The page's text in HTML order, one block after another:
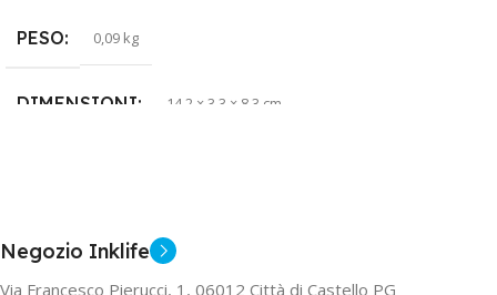
PESO 0,09 kg
DIMENSIONI 14,2 × 3,3 × 8,3 cm
SSD
Negozio Inklife
Via Francesco Pierucci, 1, 06012 Città di Castello PG